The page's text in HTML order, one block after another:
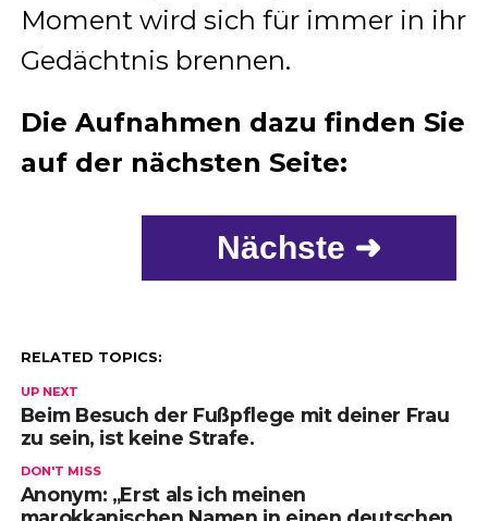
Moment wird sich für immer in ihr
Gedächtnis brennen.
Die Aufnahmen dazu finden Sie
auf der nächsten Seite:
Nächste ➜
RELATED TOPICS:
UP NEXT
Beim Besuch der Fußpflege mit deiner Frau
zu sein, ist keine Strafe.
DON'T MISS
Anonym: „Erst als ich meinen